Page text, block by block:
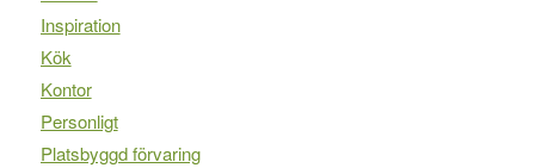
Inspiration
Kök
Kontor
Personligt
Platsbyggd förvaring